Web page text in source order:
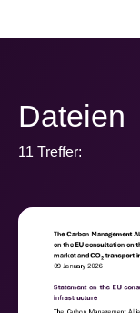
Dateien
11 Treffer: